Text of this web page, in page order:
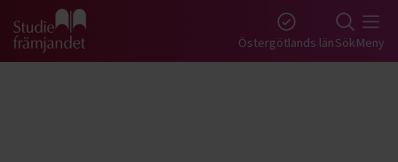
Gå till studiefrämjandets startsida Östergötlands länSökMeny